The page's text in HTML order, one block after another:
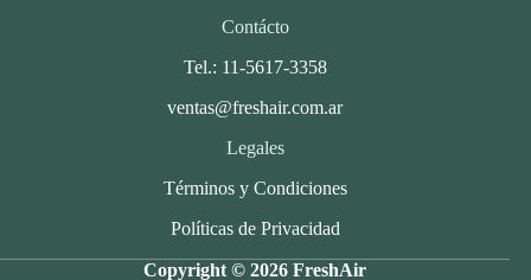
Contácto
Tel.: 11-5617-3358
ventas@freshair.com.ar
Legales
Términos y Condiciones
Políticas de Privacidad
Copyright © 2026 FreshAir